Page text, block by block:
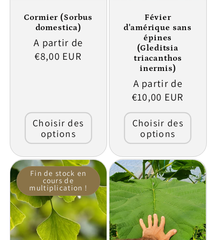
Cormier (Sorbus
domestica)
Prix
habituel
A partir de
€8,00 EUR
Choisir des
options
Févier
d'amérique sans
épines
(Gleditsia
triacanthos
inermis)
Prix
habituel
A partir de
€10,00 EUR
Choisir des
options
Fin de stock en
cours de
multiplication !